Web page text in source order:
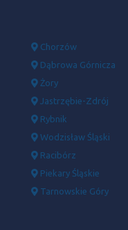
Chorzów
Dąbrowa Górnicza
Żory
Jastrzębie-Zdrój
Rybnik
Wodzisław Śląski
Racibórz
Piekary Śląskie
Tarnowskie Góry